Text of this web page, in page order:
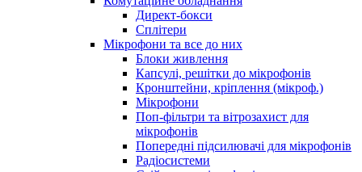
Директ-бокси
Сплітери
Мікрофони та все до них
Блоки живлення
Капсулі, решітки до мікрофонів
Кронштейни, кріплення (мікроф.)
Мікрофони
Поп-фільтри та вітрозахист для
мікрофонів
Попередні підсилювачі для мікрофонів
Радіосистеми